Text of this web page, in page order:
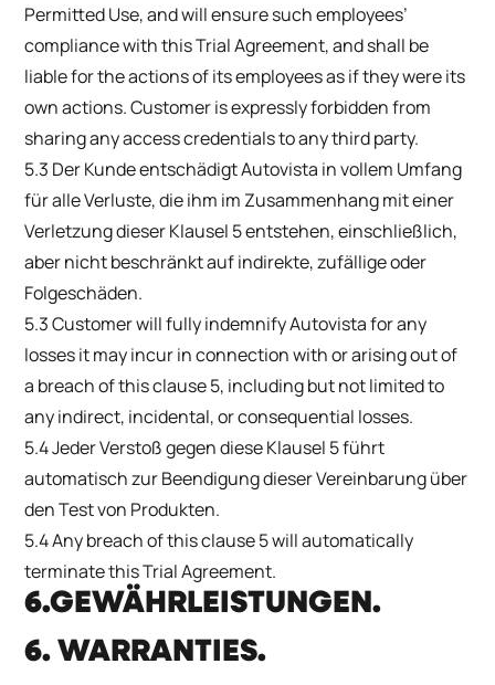
Permitted Use, and will ensure such employees’
compliance with this Trial Agreement, and shall be
liable for the actions of its employees as if they were its
own actions. Customer is expressly forbidden from
sharing any access credentials to any third party.
5.3 Der Kunde entschädigt Autovista in vollem Umfang
für alle Verluste, die ihm im Zusammenhang mit einer
Verletzung dieser Klausel 5 entstehen, einschließlich,
aber nicht beschränkt auf indirekte, zufällige oder
Folgeschäden.
5.3 Customer will fully indemnify Autovista for any
losses it may incur in connection with or arising out of
a breach of this clause 5, including but not limited to
any indirect, incidental, or consequential losses.
5.4 Jeder Verstoß gegen diese Klausel 5 führt
automatisch zur Beendigung dieser Vereinbarung über
den Test von Produkten.
5.4 Any breach of this clause 5 will automatically
terminate this Trial Agreement.
6.GEWÄHRLEISTUNGEN.
6. WARRANTIES.